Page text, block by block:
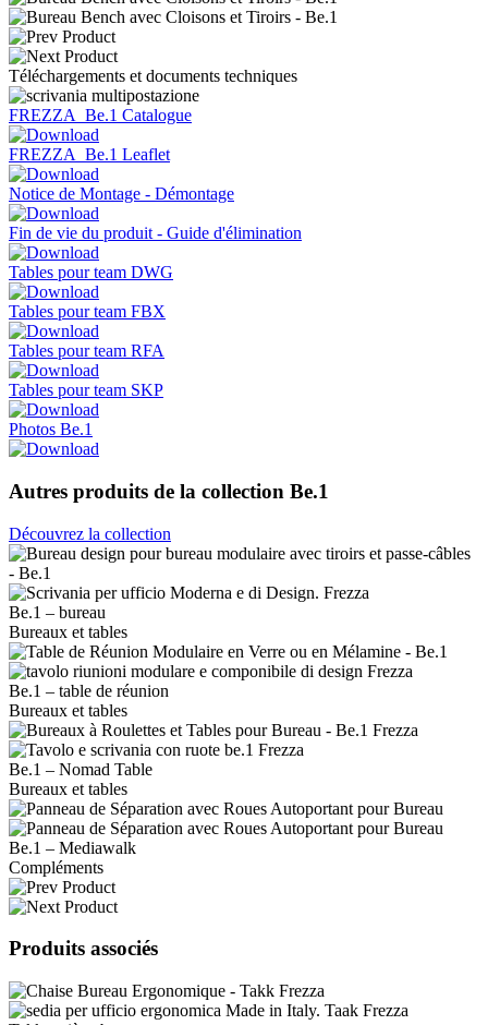
Téléchargements et documents techniques
FREZZA_Be.1 Catalogue
FREZZA_Be.1 Leaflet
Notice de Montage - Démontage
Fin de vie du produit - Guide d'élimination
Tables pour team DWG
Tables pour team FBX
Tables pour team RFA
Tables pour team SKP
Photos Be.1
Autres produits de la collection Be.1
Découvrez la collection
Be.1 – bureau
Bureaux et tables
Be.1 – table de réunion
Bureaux et tables
Be.1 – Nomad Table
Bureaux et tables
Be.1 – Mediawalk
Compléments
Produits associés